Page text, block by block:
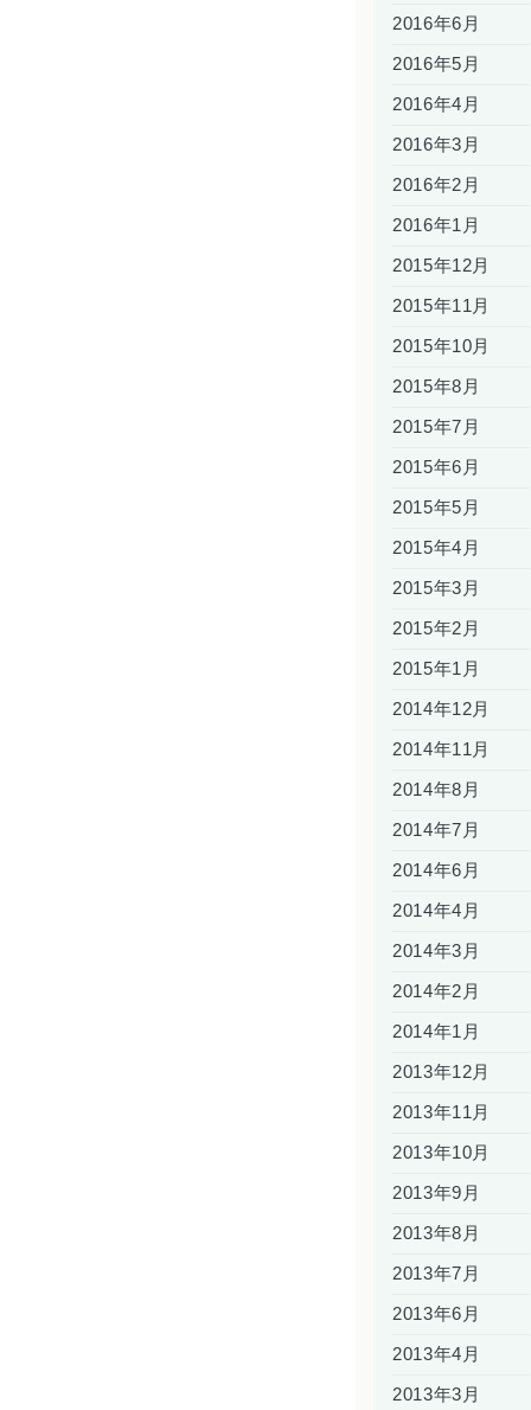
2016年6月
2016年5月
2016年4月
2016年3月
2016年2月
2016年1月
2015年12月
2015年11月
2015年10月
2015年8月
2015年7月
2015年6月
2015年5月
2015年4月
2015年3月
2015年2月
2015年1月
2014年12月
2014年11月
2014年8月
2014年7月
2014年6月
2014年4月
2014年3月
2014年2月
2014年1月
2013年12月
2013年11月
2013年10月
2013年9月
2013年8月
2013年7月
2013年6月
2013年4月
2013年3月